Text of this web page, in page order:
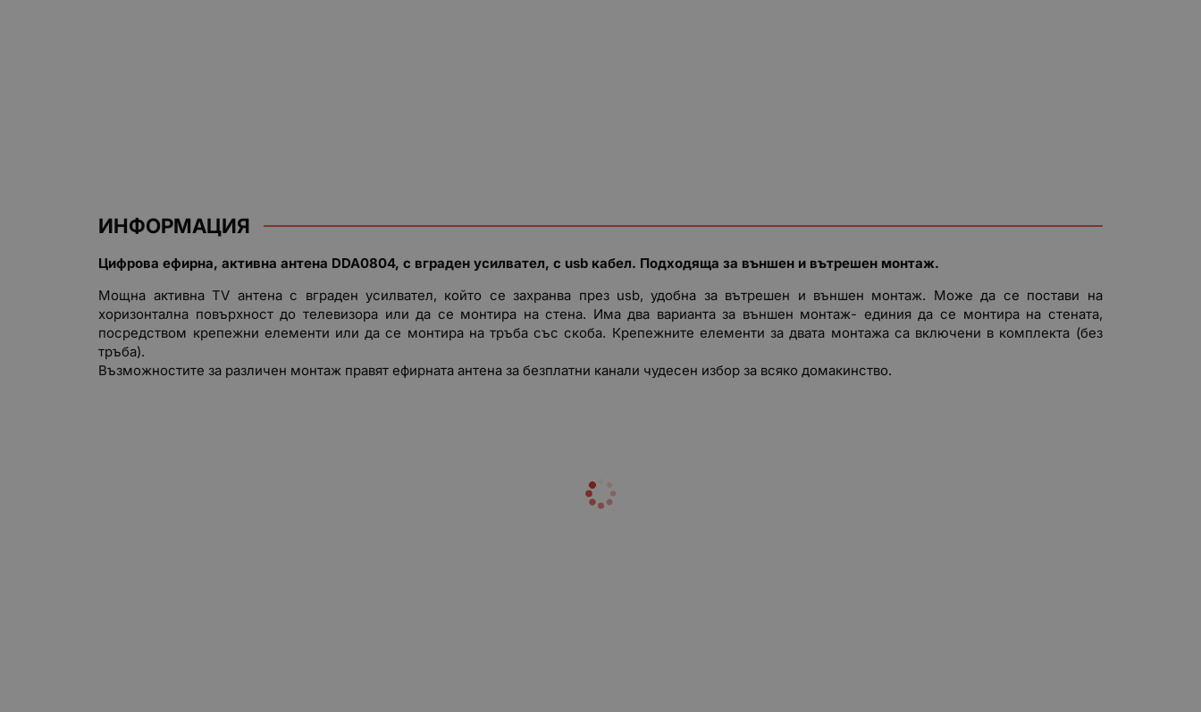
ИНФОРМАЦИЯ
Цифрова ефирна, активна антена DDA0804, с вграден усилвател, с usb кабел. Подходяща за външен и вътрешен монтаж.
Мощна активна TV антена с вграден усилвател, който се захранва през usb, удобна за вътрешен и външен монтаж. Може да се постави на
хоризонтална повърхност до телевизора или да се монтира на стена. Има два варианта за външен монтаж- единия да се монтира на стената,
посредством крепежни елементи или да се монтира на тръба със скоба. Крепежните елементи за двата монтажа са включени в комплекта (без
тръба).
Възможностите за различен монтаж правят ефирната антена за безплатни канали чудесен избор за всяко домакинство.